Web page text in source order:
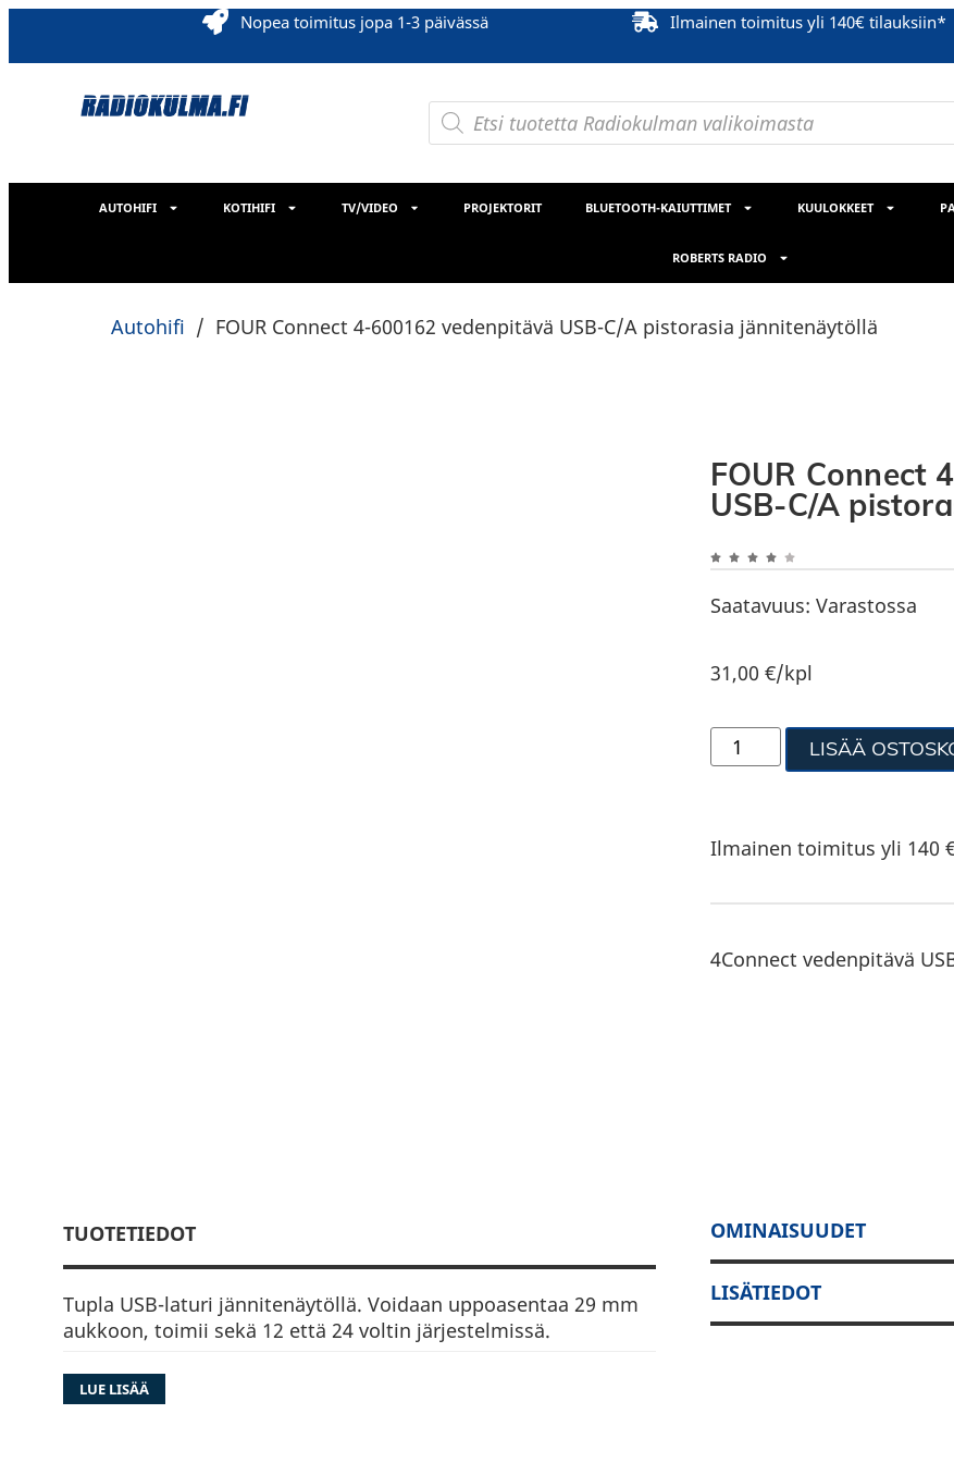
Nopea toimitus jopa 1-3 päivässä Ilmainen toimitus yli 140€ tilauksiin*
AUTOHIFI KOTIHIFI TV/VIDEO PROJEKTORIT BLUETOOTH-KAIUTTIMET KUULOKKEET
ROBERTS RADIO
Autohifi / FOUR Connect 4-600162 vedenpitävä USB-C/A pistorasia jännitenäytöllä
FOUR Connect
USB-C/A
Saatavuus: Varastossa
31,00 €/kpl
LISÄÄ
Ilmainen toimitus yli 140
4Connect vedenpitävä
TUOTETIEDOT
Tupla USB-laturi jännitenäytöllä. Voidaan uppoasentaa 29 mm
aukkoon, toimii sekä 12 että 24 voltin järjestelmissä.
Vedenpitävä
Sininen LED- jännitenäyttö
LUE LISÄÄ
OMINAISUUDET
LISÄTIEDOT